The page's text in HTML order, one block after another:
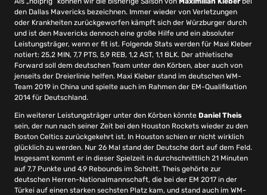
den Dallas Mavericks bezeichnen. Immer wieder von Verletzungen
oder Krankheiten zurückgeworfen kämpft sich der Würzburger durch
und ist den Mavericks dennoch eine große Hilfe und ein absoluter
Leistungsträger, wenn er fit ist. Folgende Stats werden für Maxi Kleber
notiert: 25,2 MIN, 7,7 PTS, 5,9 REB, 1,2 AST, 1,1 BLK. Der athletische
Forward soll dem deutschen Team unter den Körben, aber auch von
jenseits der Dreierlinie helfen. Maxi Kleber stand im deutschen WM-
Team 2019 in China und spielte auch im Rahmen der EM-Qualifikation
2014 für Deutschland.
Ein weiterer Leistungsträger unter den Körben könnte Daniel Theis
sein, der nun nach seiner Zeit bei den Houston Rockets wieder zu den
Boston Celtics zurückgekehrt ist. In Houston schien er nicht wirklich
glücklich zu werden. Nur 26 Mal stand der Deutsche dort auf dem Feld.
Insgesamt kommt er in dieser Spielzeit in durchschnittlich 21 Minuten
auf 7,7 Punkte und 4,9 Rebounds im Schnitt. Theis gehörte zur
deutschen Herren-Nationalmannschaft, die bei der EM 2017 in der
Türkei auf einen starken sechsten Platz kam, und stand auch im WM-